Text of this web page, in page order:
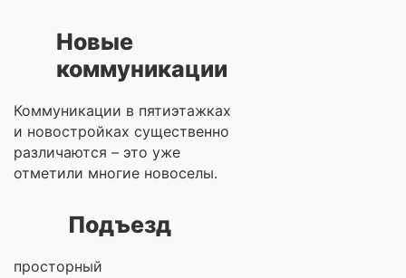
Новые
коммуникации
Коммуникации в пятиэтажках
и новостройках существенно
различаются – это уже
отметили многие новоселы.
Подъезд
просторный